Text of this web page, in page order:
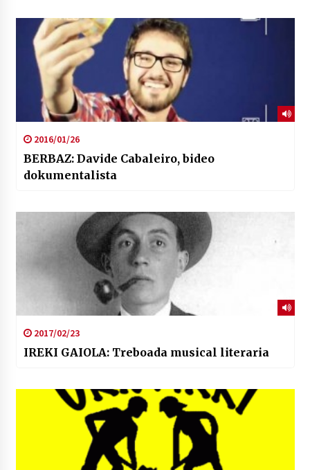
2016/01/26
BERBAZ: Davide Cabaleiro, bideo
dokumentalista
2017/02/23
IREKI GAIOLA: Treboada musical literaria